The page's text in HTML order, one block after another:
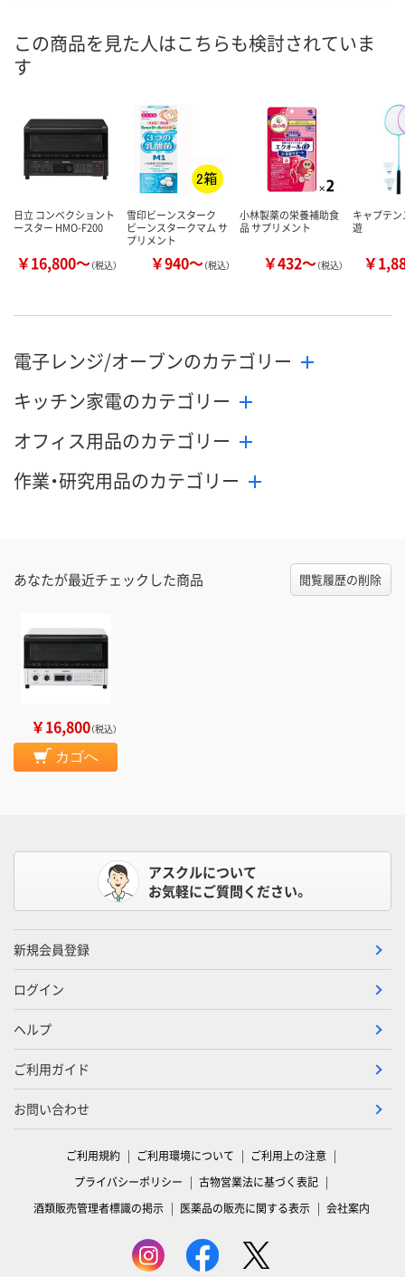
この商品を見た人はこちらも検討されていま
す
日立 コンベクショント
ースター HMO-F200
￥16,800～（税込）
雪印ビーンスターク
ビーンスタークマム サ
プリメント
￥940～（税込）
小林製薬の栄養補助食
品 サプリメント
￥432～（税込）
キャプテン
遊
￥
電子レンジ/オーブンのカテゴリー
キッチン家電のカテゴリー
オフィス用品のカテゴリー
作業・研究用品のカテゴリー
あなたが最近チェックした商品 閲覧履歴の削除
￥16,800（税込）
カゴへ
アスクルについて
お気軽にご質問ください。
新規会員登録
ログイン
ヘルプ
ご利用ガイド
お問い合わせ
ご利用規約 ご利用環境について
ご利用上の注意
プライバシーポリシー
古物営業法に基づく表記
酒類販売管理者標識の掲示
医薬品の販売に関する表示 会社案内